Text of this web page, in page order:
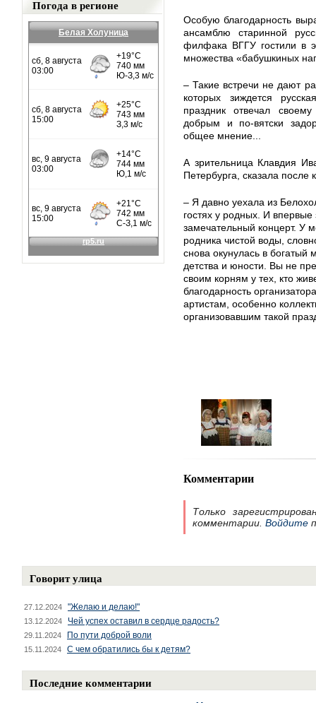
Погода в регионе
Белая Холуница
Особую благодарность
ансамблю старинной
филфака ВГГУ гостили в
множества «бабушкиных
– Такие встречи не дают
которых зиждется
праздник отвечал
добрым и по-вятски
общее мнение...
А зрительница Клавдия
Петербурга, сказала после
– Я давно уехала из
гостях у родных. И впервые
замечательный концерт. У
родника чистой воды,
снова окунулась в богатый
детства и юности. Вы не
своим корням у тех, кто
благодарность
артистам, особенно
организовавшим такой
Комментарии
Только
комментарии. Войдите
Говорит улица
27.12.2024 "Желаю и делаю!"
13.12.2024 Чей успех оставил в сердце радость?
29.11.2024 По пути доброй воли
15.11.2024 С чем обратились бы к детям?
Последние комментарии